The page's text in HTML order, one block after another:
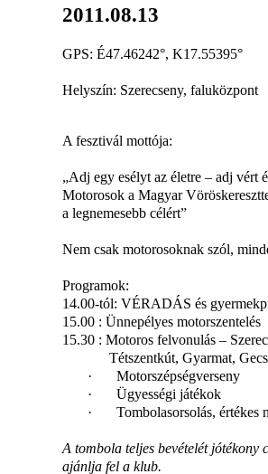
2011.08.13
GPS: É47.46242°, K17.55395°
Helyszín: Szerecseny, faluközpont
A fesztivál mottója:
„Adj egy esélyt az életre – adj vért
Motorosok a Magyar
a legnemesebb célért”
Nem csak motorosoknak szól,
Programok:
14.00-tól: VÉRADÁS és
15.00 : Ünnepélyes motorszentelés
15.30 : Motoros felvonulás –
Tétszentkút, Gyarmat,
·
Motorszépségverseny
·
Ügyességi játékok
·
Tombolasorsolás, értékes
A tombola teljes bevételét
ajánlja fel a klub.